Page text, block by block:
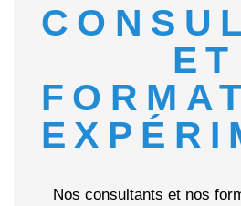
ET
Nos consultants et nos